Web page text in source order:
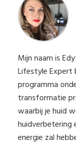
Mijn naam is
Lifestyle Expert
programma
transformatie
waarbij je huid
huidverbetering
energie zal